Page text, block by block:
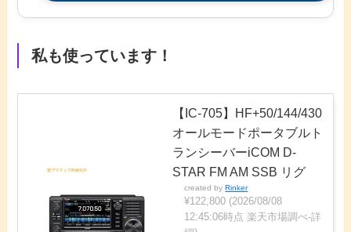
私も使っています！
【IC-705】HF+50/144/430
オールモードポータブルト
ランシーバーiCOM D-
STAR FM AM SSB リグ
created byRinker
¥122,800 (2026/08/08
12:45:06時点 楽天市場調べ-詳